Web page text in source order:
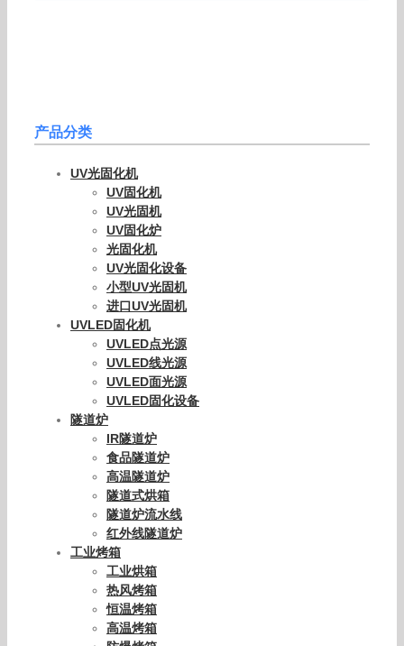
产品分类
UV光固化机
UV固化机
UV光固机
UV固化炉
光固化机
UV光固化设备
小型UV光固机
进口UV光固机
UVLED固化机
UVLED点光源
UVLED线光源
UVLED面光源
UVLED固化设备
隧道炉
IR隧道炉
食品隧道炉
高温隧道炉
隧道式烘箱
隧道炉流水线
红外线隧道炉
工业烤箱
工业烘箱
热风烤箱
恒温烤箱
高温烤箱